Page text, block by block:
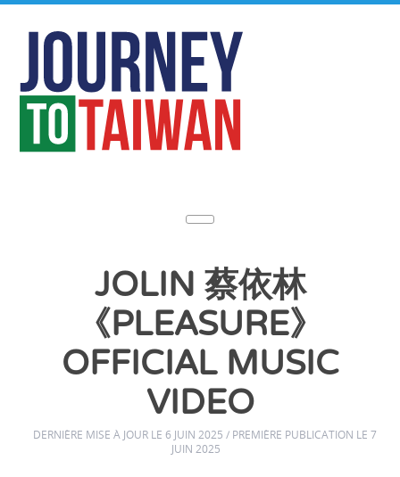
JOLIN 蔡依林
《PLEASURE》
OFFICIAL MUSIC
VIDEO
DERNIÈRE MISE À JOUR LE 6 JUIN 2025 / PREMIÈRE PUBLICATION LE 7
JUIN 2025